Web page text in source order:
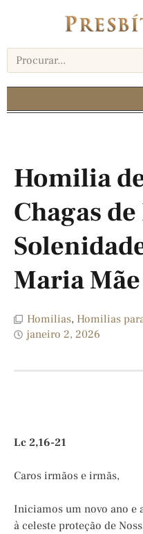
Homilia
Chagas de
Maria
Homilias, Homilias
janeiro 2, 2026
Lc 2,16-21
Caros irmãos e irmãs,
Iniciamos um novo ano e
à celeste proteção de